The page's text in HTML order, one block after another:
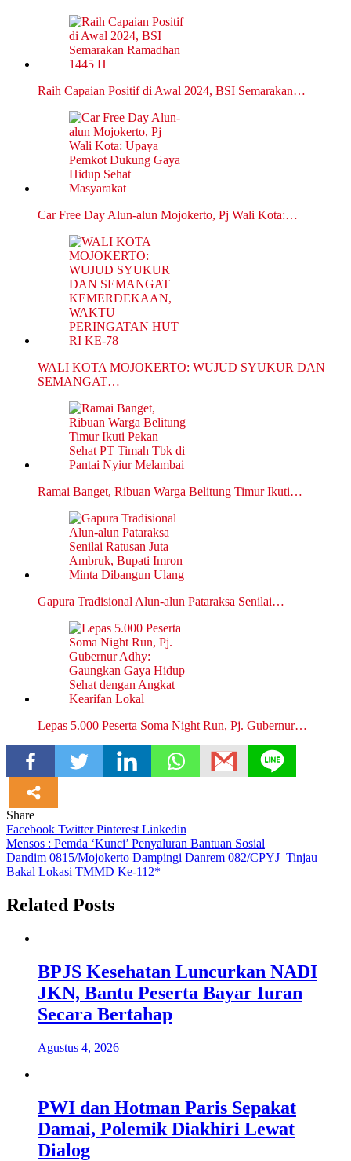
Raih Capaian Positif di Awal 2024, BSI Semarakan…
Car Free Day Alun-alun Mojokerto, Pj Wali Kota:…
WALI KOTA MOJOKERTO: WUJUD SYUKUR DAN
SEMANGAT…
Ramai Banget, Ribuan Warga Belitung Timur Ikuti…
Gapura Tradisional Alun-alun Pataraksa Senilai…
Lepas 5.000 Peserta Soma Night Run, Pj. Gubernur…
Share
Facebook TwitterPinterest Linkedin
Navigasi
pos
Mensos : Pemda ‘Kunci’ Penyaluran Bantuan Sosial
Dandim 0815/Mojokerto Dampingi Danrem 082/CPYJ Tinjau
Bakal Lokasi TMMD Ke-112*
Related Posts
BPJS Kesehatan Luncurkan NADI
JKN, Bantu Peserta Bayar Iuran
Secara Bertahap
Agustus 4, 2026
PWI dan Hotman Paris Sepakat
Damai, Polemik Diakhiri Lewat
Dialog